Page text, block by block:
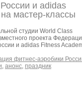
и adidas
мастер-классы
студии World Class
проекта
и adidas Fitness
фитнес-аэробики
, анонс, праздник